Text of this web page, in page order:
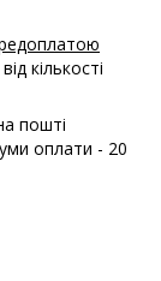
кількості
пошті
оплати - 20